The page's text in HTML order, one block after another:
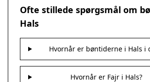
Ofte stillede spørgsmål om
Hals
Hvornår er bøntiderne i Hals i
Hvornår er Fajr i Hals?